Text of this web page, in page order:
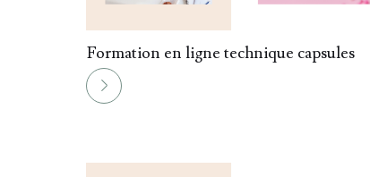
Formation en ligne technique capsules